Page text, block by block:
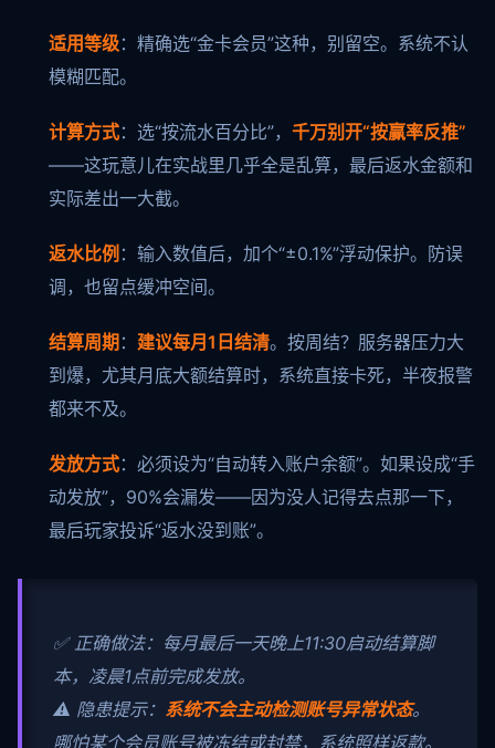
适用等级：精确选“金卡会员”这种，别留空。系统不认
模糊匹配。
计算方式：选“按流水百分比”， 千万别开“按赢率反推”
——这玩意儿在实战里几乎全是乱算，最后返水金额和
实际差出一大截。
返水比例 ：输入数值后，加个“±0.1%”浮动保护。防误
调，也留点缓冲空间。
结算周期 ： 建议每月1日结清。按周结？服务器压力大
到爆，尤其月底大额结算时，系统直接卡死，半夜报警
都来不及。
发放方式：必须设为“自动转入账户余额”。如果设成“手
动发放”，90%会漏发——因为没人记得去点那一下，
最后玩家投诉“返水没到账”。
✅ 正确做法：每月最后一天晚上11:30启动结算脚
本，凌晨1点前完成发放。
⚠️ 隐患提示： 系统不会主动检测账号异常状态。
哪怕某个会员账号被冻结或封禁，系统照样返款。